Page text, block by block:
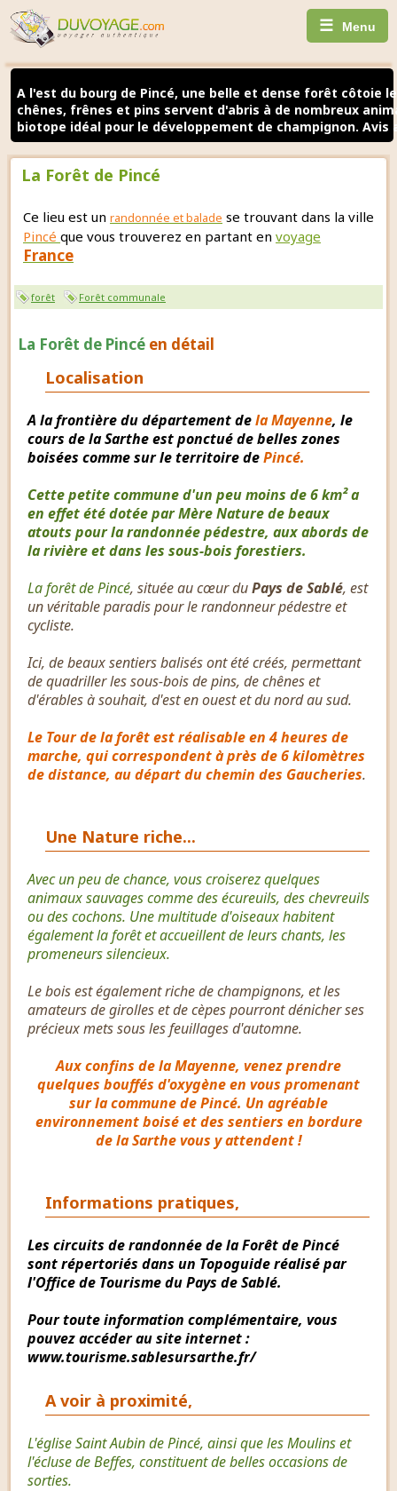
☰ Menu
A l'est du bourg de Pincé, une belle et dense forêt côtoie
chênes, frênes et pins servent d'abris à de nombreux
biotope idéal pour le développement de champignon. Avis
La Forêt de Pincé
Ce lieu est un randonnée et balade se trouvant dans la ville
Pincé que vous trouverez en partant en voyage
France
forêt Forêt communale
La Forêt de Pincé en détail
Localisation
A la frontière du département dela Mayenne, le
cours de la Sarthe est ponctué de belles zones
boisées comme sur le territoire dePincé.
Cette petite commune d'un peu moins de 6 km² a
en effet été dotée par Mère Nature de beaux
atouts pour la randonnée pédestre, aux abords de
la rivière et dans les sous-bois forestiers.
La forêt de Pincé, située au cœur duPays de Sablé, est
un véritable paradis pour le randonneur pédestre et
cycliste.
Ici, de beaux sentiers balisés ont été créés, permettant
de quadriller les sous-bois de pins, de chênes et
d'érables à souhait, d'est en ouest et du nord au sud.
Le Tour de la forêt est réalisable en 4 heures de
marche, qui correspondent à près de 6 kilomètres
de distance, au départ du chemin des Gaucheries.
Une Nature riche...
Avec un peu de chance, vous croiserez quelques
animaux sauvages comme des écureuils, des chevreuils
ou des cochons. Une multitude d'oiseaux habitent
également la forêt et accueillent de leurs chants, les
promeneurs silencieux.
Le bois est également riche de champignons, et les
amateurs de girolles et de cèpes pourront dénicher ses
précieux mets sous les feuillages d'automne.
Aux confins de la Mayenne, venez prendre
quelques bouffés d'oxygène en vous promenant
sur la commune de Pincé. Un agréable
environnement boisé et des sentiers en bordure
de la Sarthe vous y attendent !
Informations pratiques,
Les circuits de randonnée de la Forêt de Pincé
sont répertoriés dans un Topoguide réalisé par
l'Office de Tourisme du Pays de Sablé.
Pour toute information complémentaire, vous
pouvez accéder au site internet :
www.tourisme.sablesursarthe.fr/
A voir à proximité,
L'église Saint Aubin de Pincé, ainsi que les Moulins et
l'écluse de Beffes, constituent de belles occasions de
sorties.